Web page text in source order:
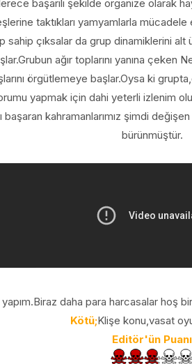
başarılı şekilde organize olarak
taktıkları yamyamlarla
sahip çıksalar da grup dinamiklerini
ağır toplarını yanına çeken
örgütlemeye başlar.Oysa ki
yapmak için dahi yeterli izlenim
kahramanlarımız şimdi
bürünmüştür.
daha para harcasalar hoş
Kötü;Klişe konu,vasat
Editör'ün Puanı